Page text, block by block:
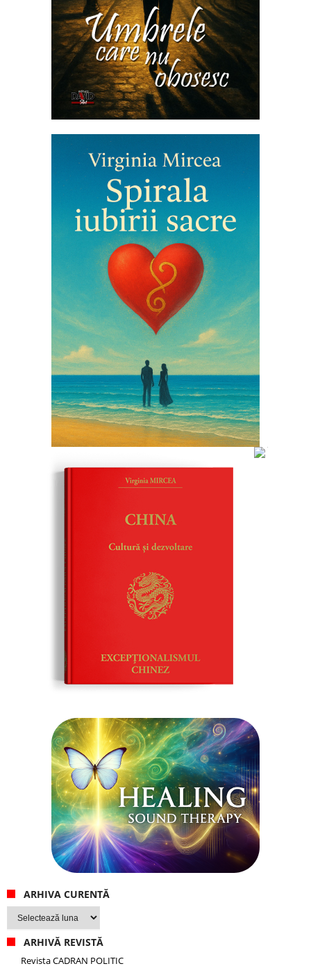
ARHIVA CURENTĂ
Arhiva
curentă
ARHIVĂ REVISTĂ
Revista CADRAN POLITIC